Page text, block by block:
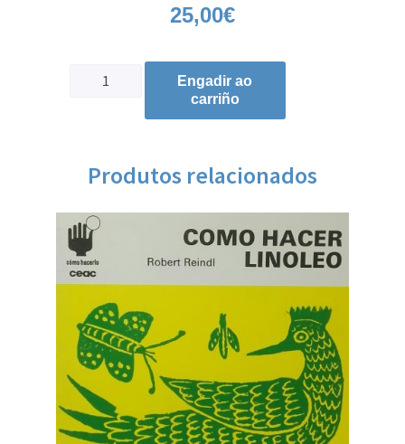
25,00€
Engadir ao
carriño
Produtos relacionados